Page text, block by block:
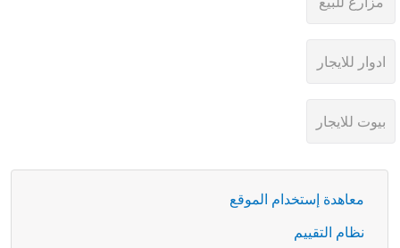
معاهدة إستخدام الموقع
نظام التقييم